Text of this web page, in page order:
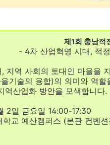
제1회 충남적
- 4차 산업혁명 시대, 적
지역 사회의 토대인 마을을
기술의 융합)의 의미와 역
역산업화 방안을 모색합니다.
2일 금요일 14:00-17:30
학교 예산캠퍼스 (본관 컨벤션